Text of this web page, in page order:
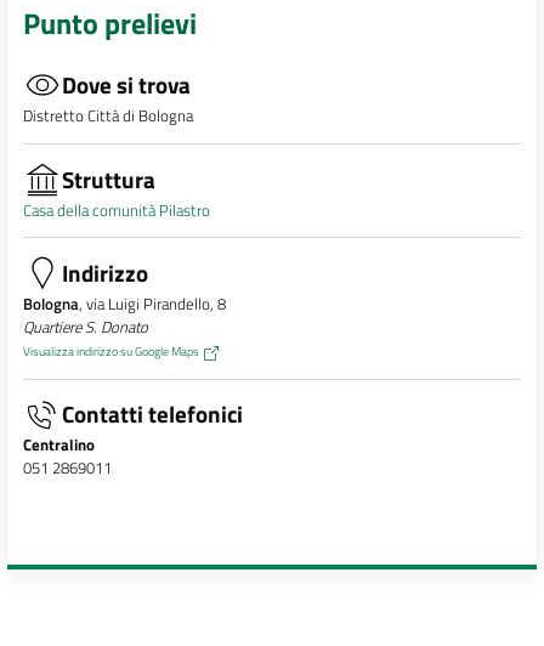
Punto prelievi
Dove si trova
Distretto Città di Bologna
Struttura
Casa della comunità Pilastro
Indirizzo
Bologna, via Luigi Pirandello, 8
Quartiere S. Donato
Visualizza indirizzo su Google Maps
Contatti telefonici
Centralino
051 2869011